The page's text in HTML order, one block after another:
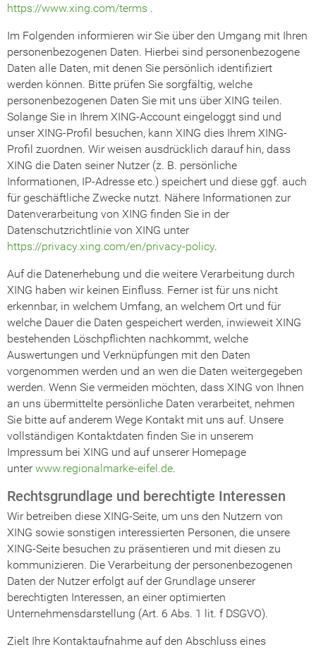
https://www.xing.com/terms .
Im Folgenden informieren wir Sie über den Umgang mit Ihren
personenbezogenen Daten. Hierbei sind personenbezogene
Daten alle Daten, mit denen Sie persönlich identifiziert
werden können. Bitte prüfen Sie sorgfältig, welche
personenbezogenen Daten Sie mit uns über XING teilen.
Solange Sie in Ihrem XING-Account eingeloggt sind und
unser XING-Profil besuchen, kann XING dies Ihrem XING-
Profil zuordnen. Wir weisen ausdrücklich darauf hin, dass
XING die Daten seiner Nutzer (z. B. persönliche
Informationen, IP-Adresse etc.) speichert und diese ggf. auch
für geschäftliche Zwecke nutzt. Nähere Informationen zur
Datenverarbeitung von XING finden Sie in der
Datenschutzrichtlinie von XING unter
https://privacy.xing.com/en/privacy-policy.
Auf die Datenerhebung und die weitere Verarbeitung durch
XING haben wir keinen Einfluss. Ferner ist für uns nicht
erkennbar, in welchem Umfang, an welchem Ort und für
welche Dauer die Daten gespeichert werden, inwieweit XING
bestehenden Löschpflichten nachkommt, welche
Auswertungen und Verknüpfungen mit den Daten
vorgenommen werden und an wen die Daten weitergegeben
werden. Wenn Sie vermeiden möchten, dass XING von Ihnen
an uns übermittelte persönliche Daten verarbeitet, nehmen
Sie bitte auf anderem Wege Kontakt mit uns auf. Unsere
vollständigen Kontaktdaten finden Sie in unserem
Impressum bei XING und auf unserer Homepage
unterwww.regionalmarke-eifel.de.
Rechtsgrundlage und berechtigte Interessen
Wir betreiben diese XING-Seite, um uns den Nutzern von
XING sowie sonstigen interessierten Personen, die unsere
XING-Seite besuchen zu präsentieren und mit diesen zu
kommunizieren. Die Verarbeitung der personenbezogenen
Daten der Nutzer erfolgt auf der Grundlage unserer
berechtigten Interessen, an einer optimierten
Unternehmensdarstellung (Art. 6 Abs. 1 lit. f DSGVO).
Zielt Ihre Kontaktaufnahme auf den Abschluss eines